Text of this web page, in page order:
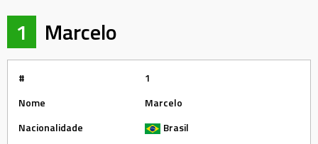
1 Marcelo
#
1
Nome
Marcelo
Nacionalidade
Brasil